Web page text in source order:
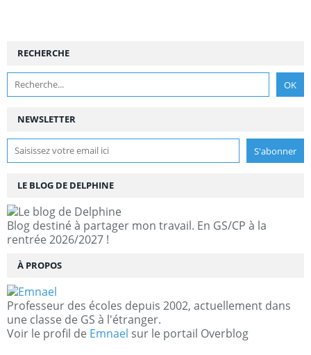
NEWSLETTER
RECHERCHE
LE BLOG DE DELPHINE
Blog destiné à partager mon travail. En GS/CP à la
rentrée 2026/2027 !
À PROPOS
Professeur des écoles depuis 2002, actuellement dans
une classe de GS à l'étranger.
Voir le profil de Emnael sur le portail Overblog